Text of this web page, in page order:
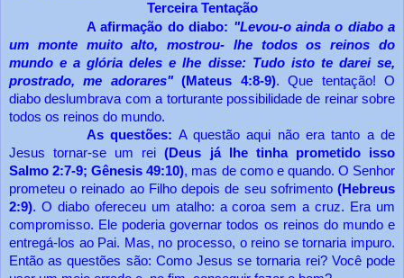
Terceira Tentação
A afirmação do diabo: "Levou-o ainda o diabo a
um monte muito alto, mostrou- lhe todos os reinos do
mundo e a glória deles e lhe disse: Tudo isto te darei se,
prostrado, me adorares" (Mateus 4:8-9). Que tentação! O
diabo deslumbrava com a torturante possibilidade de reinar sobre
todos os reinos do mundo.
As questões: A questão aqui não era tanto a de
Jesus tornar-se um rei(Deus já lhe tinha prometido isso
Salmo 2:7-9; Gênesis 49:10), mas de como e quando. O Senhor
prometeu o reinado ao Filho depois de seu sofrimento (Hebreus
2:9). O diabo ofereceu um atalho: a coroa sem a cruz. Era um
compromisso. Ele poderia governar todos os reinos do mundo e
entregá-los ao Pai. Mas, no processo, o reino se tornaria impuro.
Então as questões são: Como Jesus se tornaria rei? Você pode